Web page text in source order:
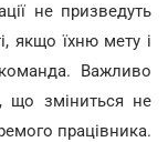
не призведуть
якщо їхню мету і
Важливо
що зміниться не
працівника.